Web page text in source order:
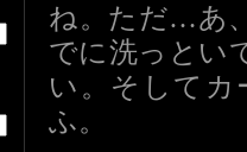
ね。ただ…あ
でに洗っとい
い。そして
ふ。